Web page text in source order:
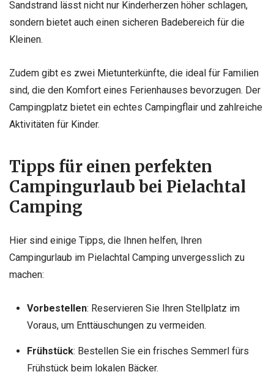
Sandstrand lässt nicht nur Kinderherzen höher schlagen,
sondern bietet auch einen sicheren Badebereich für die
Kleinen.
Zudem gibt es zwei Mietunterkünfte, die ideal für Familien
sind, die den Komfort eines Ferienhauses bevorzugen. Der
Campingplatz bietet ein echtes Campingflair und zahlreiche
Aktivitäten für Kinder.
Tipps für einen perfekten
Campingurlaub bei Pielachtal
Camping
Hier sind einige Tipps, die Ihnen helfen, Ihren
Campingurlaub im Pielachtal Camping unvergesslich zu
machen:
Vorbestellen: Reservieren Sie Ihren Stellplatz im
Voraus, um Enttäuschungen zu vermeiden.
Frühstück: Bestellen Sie ein frisches Semmerl fürs
Frühstück beim lokalen Bäcker.